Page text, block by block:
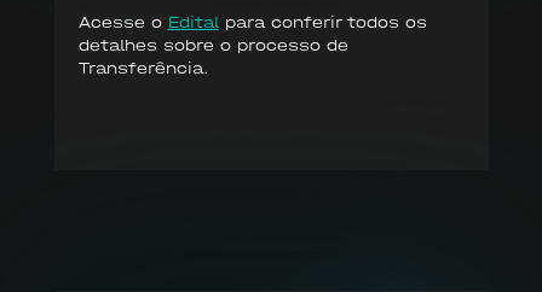
Acesse o Editalpara conferir todos os
detalhes sobre o processo de
Transferência.